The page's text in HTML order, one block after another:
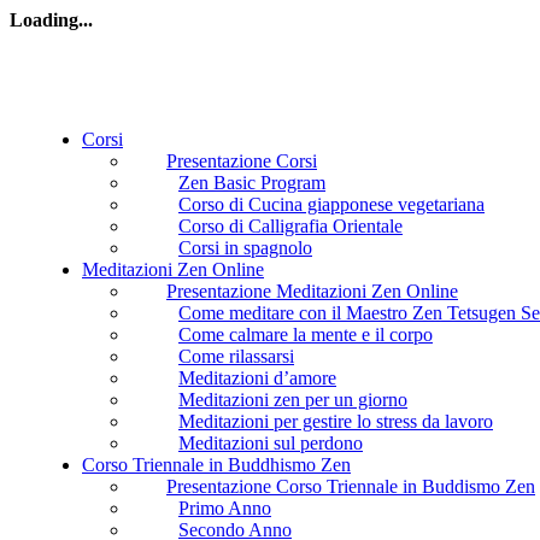
Loading...
Corsi
Presentazione Corsi
Zen Basic Program
Corso di Cucina giapponese vegetariana
Corso di Calligrafia Orientale
Corsi in spagnolo
Meditazioni Zen Online
Presentazione Meditazioni Zen Online
Come meditare con il Maestro Zen Tetsugen
Come calmare la mente e il corpo
Come rilassarsi
Meditazioni d’amore
Meditazioni zen per un giorno
Meditazioni per gestire lo stress da lavoro
Meditazioni sul perdono
Corso Triennale in Buddhismo Zen
Presentazione Corso Triennale in Buddismo Zen
Primo Anno
Secondo Anno